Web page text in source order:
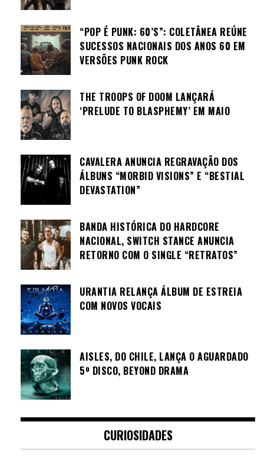
“POP É PUNK: 60’S”: COLETÂNEA REÚNE
SUCESSOS NACIONAIS DOS ANOS 60 EM
VERSÕES PUNK ROCK
THE TROOPS OF DOOM LANÇARÁ
‘PRELUDE TO BLASPHEMY’ EM MAIO
CAVALERA ANUNCIA REGRAVAÇÃO DOS
ÁLBUNS “MORBID VISIONS” E “BESTIAL
DEVASTATION”
BANDA HISTÓRICA DO HARDCORE
NACIONAL, SWITCH STANCE ANUNCIA
RETORNO COM O SINGLE “RETRATOS”
URANTIA RELANÇA ÁLBUM DE ESTREIA
COM NOVOS VOCAIS
AISLES, DO CHILE, LANÇA O AGUARDADO
5º DISCO, BEYOND DRAMA
CURIOSIDADES